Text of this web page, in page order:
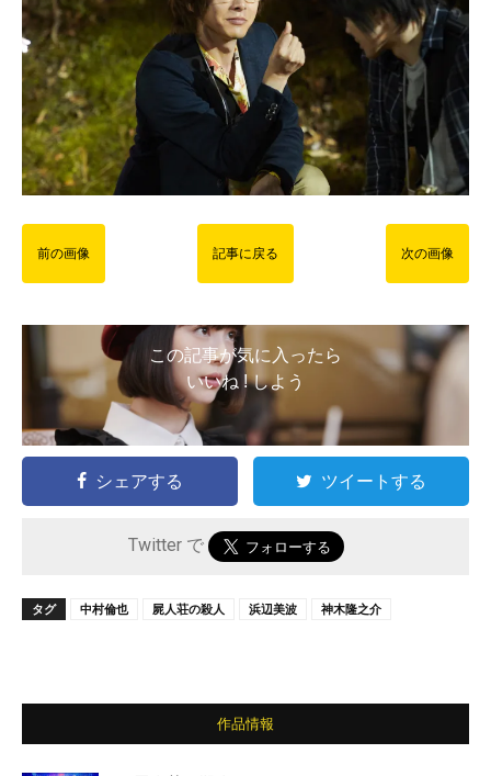
前の画像 記事に戻る 次の画像
この記事が気に入ったら
いいね ! しよう
シェアする ツイートする
Twitter で
タグ 中村倫也 屍人荘の殺人 浜辺美波 神木隆之介
作品情報